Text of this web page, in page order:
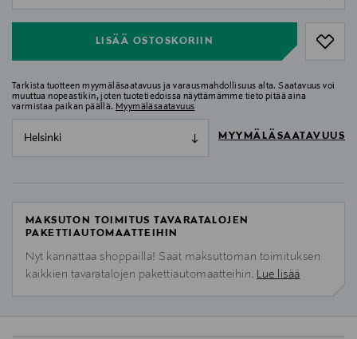
LISÄÄ OSTOSKORIIN
Tarkista tuotteen myymäläsaatavuus ja varausmahdollisuus alta. Saatavuus voi
muuttua nopeastikin, joten tuotetiedoissa näyttämämme tieto pitää aina
varmistaa paikan päällä. Myymäläsaatavuus
Helsinki MYYMÄLÄSAATAVUUS
MAKSUTON TOIMITUS TAVARATALOJEN
PAKETTIAUTOMAATTEIHIN
Nyt kannattaa shoppailla! Saat maksuttoman toimituksen
kaikkien tavaratalojen pakettiautomaatteihin. Lue lisää